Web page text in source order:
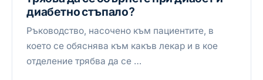
диабетно стъпало?
Ръководство, насочено към пациентите, в
което се обяснява към какъв лекар и в кое
отделение трябва да се …